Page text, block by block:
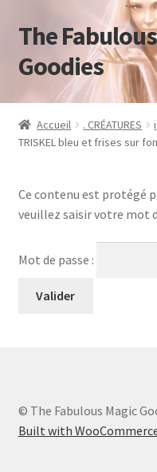
Aller
la
navigation
Aller
au
contenu
The
Goodies
Accueil
Mon compte
Panier
Accueil . CRÉATURES i
TRISKEL bleu et frises sur
Ce contenu est protégé
veuillez saisir votre mot
Mot de passe :
© The Fabulous Magic
Built with